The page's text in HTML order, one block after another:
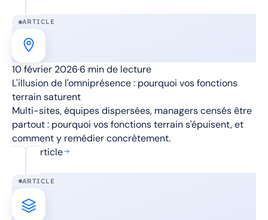
ARTICLE
10 février 2026·6 min de lecture
L'illusion de l'omniprésence : pourquoi vos fonctions
terrain saturent
Multi-sites, équipes dispersées, managers censés être
partout : pourquoi vos fonctions terrain s'épuisent, et
comment y remédier concrètement.
Lire l'article
ARTICLE